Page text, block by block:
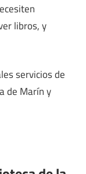
libros, y
servicios de
de Marín y